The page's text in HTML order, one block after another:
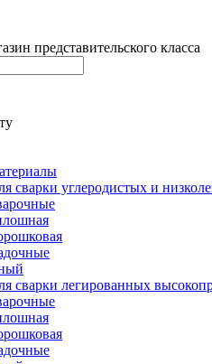
представительского класса
сварки углеродистых и
сварки легированных